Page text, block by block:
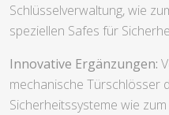
Schlüsselverwaltung, wie
speziellen Safes für
Innovative Ergänzungen:
mechanische Türschlösser
Sicherheitssysteme wie